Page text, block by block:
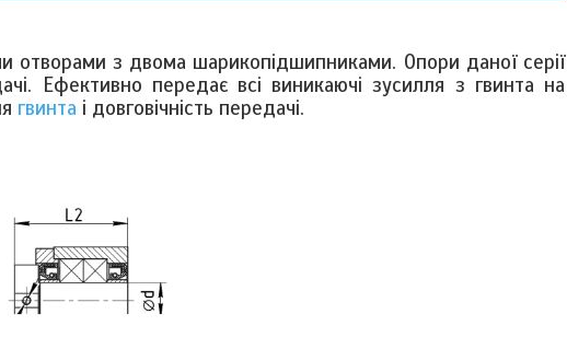
отворами з двома шарикопідшипниками. Опори даної серії
Ефективно передає всі виникаючі зусилля з гвинта на
гвинта і довговічність передачі.